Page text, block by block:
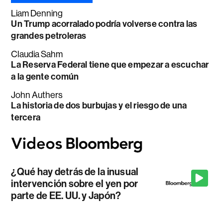
Liam Denning
Un Trump acorralado podría volverse contra las
grandes petroleras
Claudia Sahm
La Reserva Federal tiene que empezar a escuchar
a la gente común
John Authers
La historia de dos burbujas y el riesgo de una
tercera
¿Qué hay detrás de la inusual
intervención sobre el yen por
parte de EE. UU. y Japón?